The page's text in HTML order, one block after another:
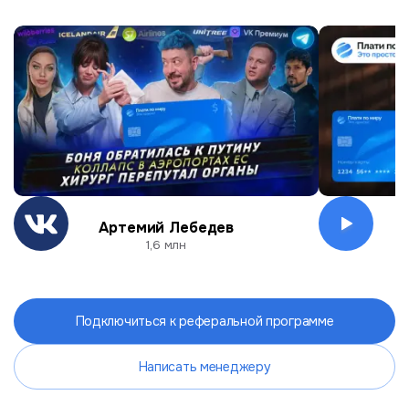
Артемий Лебедев
1,6 млн
Подключиться к реферальной программе
Написать менеджеру